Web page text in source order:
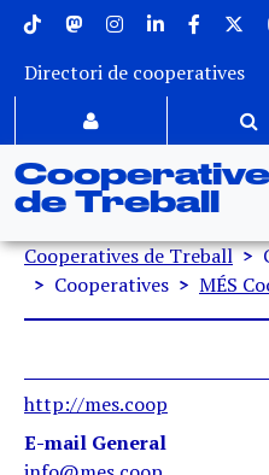
Vés al contingut
Menu superior
Directori de cooperatives
de Treball
Fil d'ariadna
Cooperatives de Treball
Cooperatives
MÉS
http://mes.coop
E-mail General